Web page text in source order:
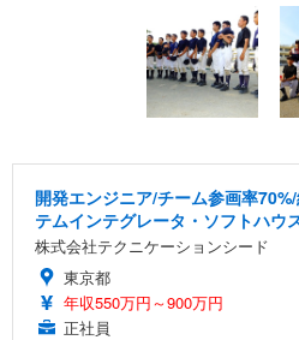
開発エンジニア/チーム参画率
テムインテグレータ・ソフトハウ
株式会社テクニケーションシード
東京都
年収550万円～900万円
正社員